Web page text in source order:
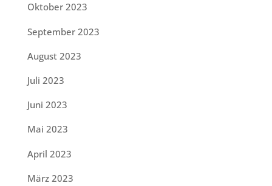
Oktober 2023
September 2023
August 2023
Juli 2023
Juni 2023
Mai 2023
April 2023
März 2023